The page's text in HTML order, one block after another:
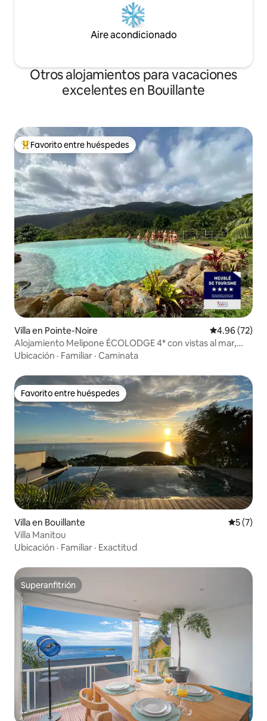
Aire acondicionado
Otros alojamientos para vacaciones
excelentes en Bouillante
Favorito entre huéspedes preferido
Favorito entre huéspedes
Villa en Pointe-Noire Calificación
4.96 (72)
Alojamiento Melipone ÉCOLODGE 4* con vistas al mar,
piscina y spa
Ubicación · Familiar · Caminata
Favorito entre huéspedes
Favorito entre huéspedes
Villa en Bouillante
5 (7)
Villa Manitou
Ubicación · Familiar · Exactitud
Superanfitrión
Superanfitrión